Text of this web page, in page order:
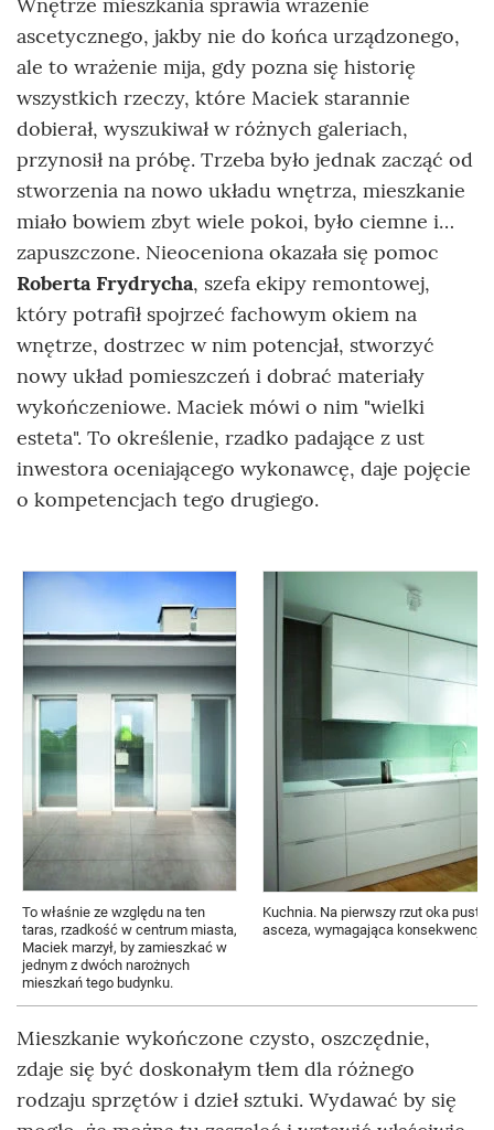
ascetycznego, jakby nie do końca urządzonego,
ale to wrażenie mija, gdy pozna się historię
wszystkich rzeczy, które Maciek starannie
dobierał, wyszukiwał w różnych galeriach,
przynosił na próbę. Trzeba było jednak zacząć od
stworzenia na nowo układu wnętrza, mieszkanie
miało bowiem zbyt wiele pokoi, było ciemne i…
zapuszczone. Nieoceniona okazała się pomoc
Roberta Frydrycha, szefa ekipy remontowej,
który potrafił spojrzeć fachowym okiem na
wnętrze, dostrzec w nim potencjał, stworzyć
nowy układ pomieszczeń i dobrać materiały
wykończeniowe. Maciek mówi o nim "wielki
esteta". To określenie, rzadko padające z ust
inwestora oceniającego wykonawcę, daje pojęcie
o kompetencjach tego drugiego.
To właśnie ze względu na ten
taras, rzadkość w centrum miasta,
Maciek marzył, by zamieszkać w
jednym z dwóch narożnych
mieszkań tego budynku.
Kuchnia. Na pierwszy rzut oka pusto
asceza, wymagająca konsekwencji.
Mieszkanie wykończone czysto, oszczędnie,
zdaje się być doskonałym tłem dla różnego
rodzaju sprzętów i dzieł sztuki. Wydawać by się